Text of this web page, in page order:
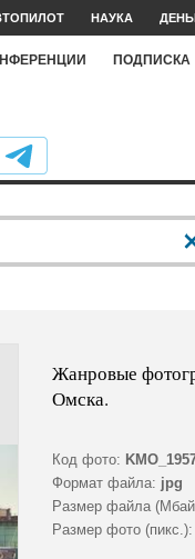
НАУКА
ПОДПИСКА
Жанровые
Омска.
Код фото:
Формат файла: jpg
Размер файла
Размер фото (пикс.):